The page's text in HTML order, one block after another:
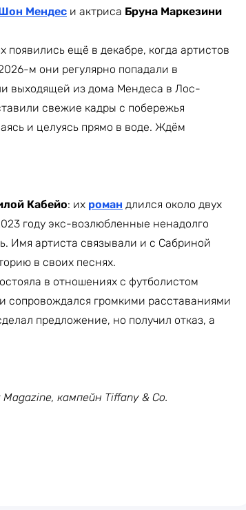
Мендес и актриса Бруна Маркезини
ещё в декабре, когда артистов
м они регулярно попадали в
выходящей из дома Мендеса в Лос-
свежие кадры с побережья
и целуясь прямо в воде. Ждём
Кабейо: их роман длился около двух
году экс-возлюбленные ненадолго
Имя артиста связывали и с Сабриной
в своих песнях.
в отношениях с футболистом
сопровождался громкими расставаниями
предложение, но получил отказ, а
кампейн Tiffany & Co.